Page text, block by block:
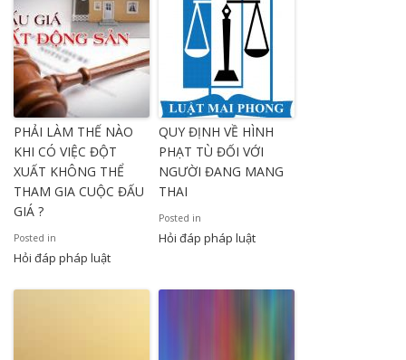
PHẢI LÀM THẾ NÀO
KHI CÓ VIỆC ĐỘT
XUẤT KHÔNG THỂ
THAM GIA CUỘC ĐẤU
GIÁ ?
Posted in
Hỏi đáp pháp luật
QUY ĐỊNH VỀ HÌNH
PHẠT TÙ ĐỐI VỚI
NGƯỜI ĐANG MANG
THAI
Posted in
Hỏi đáp pháp luật